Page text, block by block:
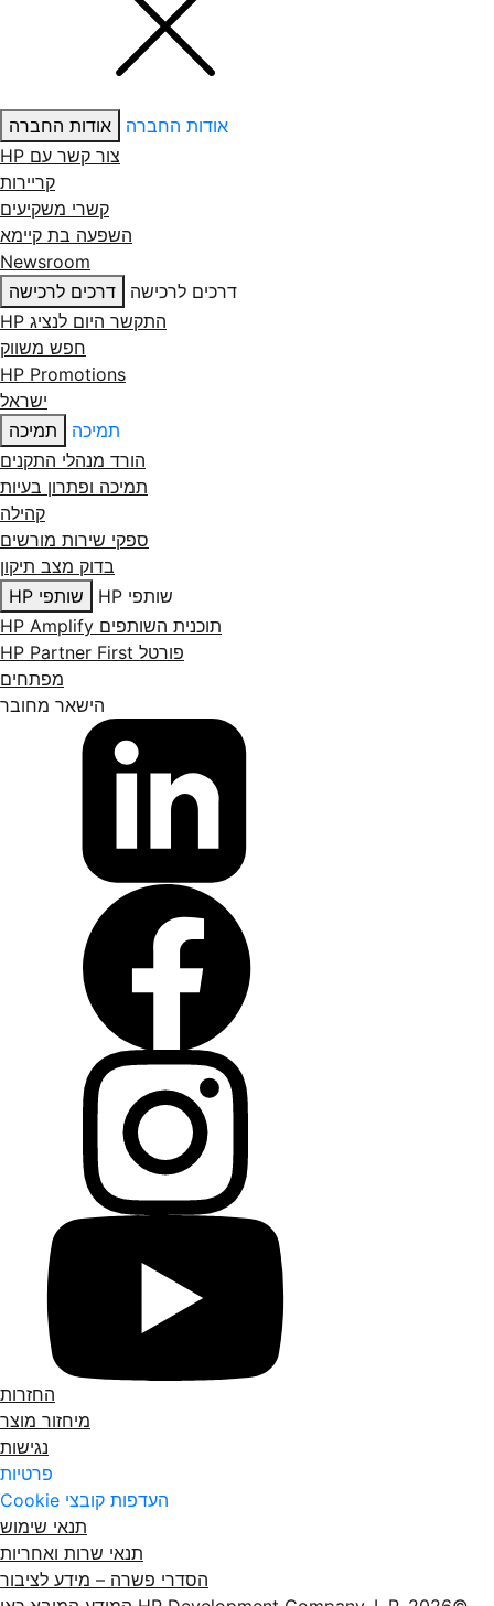
אודות החברה
אודות החברה
צור קשר עם ‏HP
קריירות
קשרי משקיעים
השפעה בת קיימא
Newsroom
דרכים לרכישה
דרכים לרכישה
התקשר היום לנציג HP
חפש משווק
HP Promotions
ישראל
תמיכה
תמיכה
הורד מנהלי התקנים
תמיכה ופתרון בעיות
קהילה
ספקי שירות מורשים
בדוק מצב תיקון
שותפי HP
שותפי HP
תוכנית השותפים HP Amplify
פורטל HP Partner First
מפתחים
הישאר מחובר
החזרות
מיחזור מוצר
נגישות
פרטיות
העדפות קובצי Cookie
תנאי שימוש
תנאי שרות ואחריות
הסדרי פשרה – מידע לציבור